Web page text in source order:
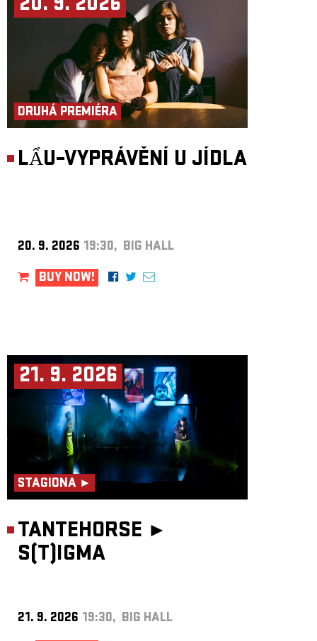
20. 9. 2026
DRUHÁ PREMIÉRA
LẨU–VYPRÁVĚNÍ U JÍDLA
20. 9. 2026 19:30, BIG HALL
BUY NOW!
21. 9. 2026
STAGIONA ►
TANTEHORSE ►
S(T)IGMA
21. 9. 2026 19:30, BIG HALL